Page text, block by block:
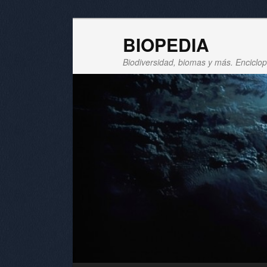
BIOPEDIA
Biodiversidad, biomas y más.